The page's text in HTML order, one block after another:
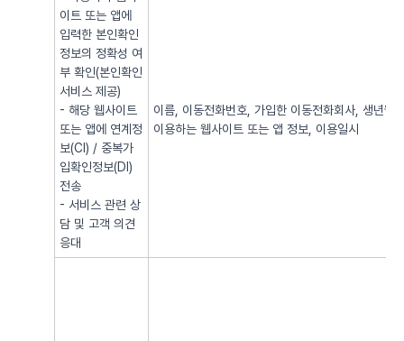
이트 또는 앱에
입력한 본인확인
정보의 정확성 여
부 확인(본인확인
서비스 제공)
- 해당 웹사이트
또는 앱에 연계정
보(CI) / 중복가
입확인정보(DI)
전송
- 서비스 관련 상
담 및 고객 의견
응대
이름, 이동전화번호, 가입한 이동전화회사, 생년
이용하는 웹사이트 또는 앱 정보, 이용일시